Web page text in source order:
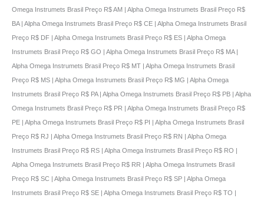
Omega Instrumets Brasil Preço R$ AM | Alpha Omega Instrumets Brasil Preço R$
BA | Alpha Omega Instrumets Brasil Preço R$ CE | Alpha Omega Instrumets Brasil
Preço R$ DF | Alpha Omega Instrumets Brasil Preço R$ ES | Alpha Omega
Instrumets Brasil Preço R$ GO | Alpha Omega Instrumets Brasil Preço R$ MA |
Alpha Omega Instrumets Brasil Preço R$ MT | Alpha Omega Instrumets Brasil
Preço R$ MS | Alpha Omega Instrumets Brasil Preço R$ MG | Alpha Omega
Instrumets Brasil Preço R$ PA | Alpha Omega Instrumets Brasil Preço R$ PB | Alpha
Omega Instrumets Brasil Preço R$ PR | Alpha Omega Instrumets Brasil Preço R$
PE | Alpha Omega Instrumets Brasil Preço R$ PI | Alpha Omega Instrumets Brasil
Preço R$ RJ | Alpha Omega Instrumets Brasil Preço R$ RN | Alpha Omega
Instrumets Brasil Preço R$ RS | Alpha Omega Instrumets Brasil Preço R$ RO |
Alpha Omega Instrumets Brasil Preço R$ RR | Alpha Omega Instrumets Brasil
Preço R$ SC | Alpha Omega Instrumets Brasil Preço R$ SP | Alpha Omega
Instrumets Brasil Preço R$ SE | Alpha Omega Instrumets Brasil Preço R$ TO |